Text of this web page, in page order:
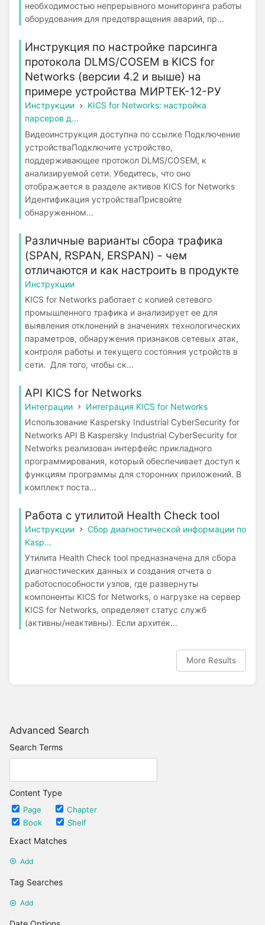
Advanced Search
Search Terms
Content Type
Page
Chapter
Book
Shelf
Exact Matches
Add
Tag Searches
Add
необходимостью непрерывного мониторинга работы
оборудования для предотвращения аварий, пр...
Инструкция по настройке парсинга
протокола DLMS/COSEM в KICS for
Networks (версии 4.2 и выше) на
примере устройства МИРТЕК-12-РУ
Инструкции
KICS for Networks: настройка
парсеров д...
Видеоинструкция доступна по ссылке Подключение
устройстваПодключите устройство,
поддерживающее протокол DLMS/COSEM, к
анализируемой сети. Убедитесь, что оно
отображается в разделе активов KICS for Networks
Идентификация устройстваПрисвойте
обнаруженном...
Различные варианты сбора трафика
(SPAN, RSPAN, ERSPAN) - чем
отличаются и как настроить в продукте
Инструкции
KICS for Networks работает с копией сетевого
промышленного трафика и анализирует ее для
выявления отклонений в значениях технологических
параметров, обнаружения признаков сетевых атак,
контроля работы и текущего состояния устройств в
сети. Для того, чтобы ск...
API KICS for Networks
Интеграции
Интеграция KICS for Networks
Использование Kaspersky Industrial CyberSecurity for
Networks API В Kaspersky Industrial CyberSecurity for
Networks реализован интерфейс прикладного
программирования, который обеспечивает доступ к
функциям программы для сторонних приложений. В
комплект поста...
Работа с утилитой Health Check tool
Инструкции
Сбор диагностической информации по
Kasp...
Утилита Health Check tool предназначена для сбора
диагностических данных и создания отчета о
работоспособности узлов, где развернуты
компоненты KICS for Networks, о нагрузке на сервер
KICS for Networks, определяет статус служб
(активны/неактивны). Если архитек...
More Results